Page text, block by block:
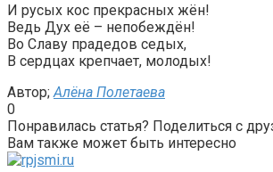
И русых кос прекрасных жён!
Ведь Дух её – непобеждён!
Во Славу прадедов седых,
В сердцах крепчает, молодых!
Автор;Алёна Полетаева
0
Понравилась статья? Поделиться с
Вам также может быть интересно